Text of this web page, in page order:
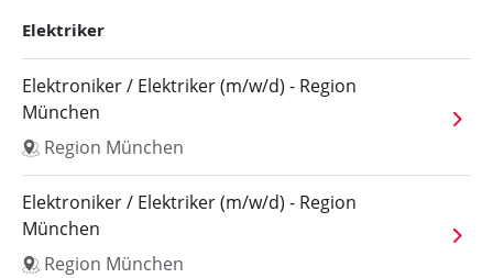
Elektriker
Elektroniker / Elektriker (m/w/d) - Region
München
Region München
Elektroniker / Elektriker (m/w/d) - Region
München
Region München